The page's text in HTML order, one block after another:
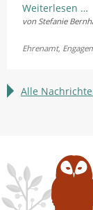
Weiterlesen …
von Stefanie
Ehrenamt,
Alle